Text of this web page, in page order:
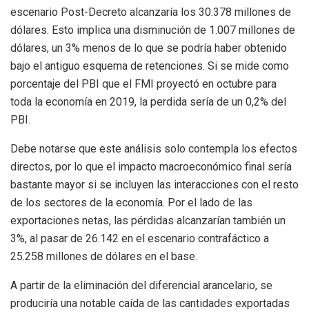
escenario Post-Decreto alcanzaría los 30.378 millones de
dólares. Esto implica una disminución de 1.007 millones de
dólares, un 3% menos de lo que se podría haber obtenido
bajo el antiguo esquema de retenciones. Si se mide como
porcentaje del PBI que el FMI proyectó en octubre para
toda la economía en 2019, la perdida sería de un 0,2% del
PBI.
Debe notarse que este análisis solo contempla los efectos
directos, por lo que el impacto macroeconómico final sería
bastante mayor si se incluyen las interacciones con el resto
de los sectores de la economía. Por el lado de las
exportaciones netas, las pérdidas alcanzarían también un
3%, al pasar de 26.142 en el escenario contrafáctico a
25.258 millones de dólares en el base.
A partir de la eliminación del diferencial arancelario, se
produciría una notable caída de las cantidades exportadas